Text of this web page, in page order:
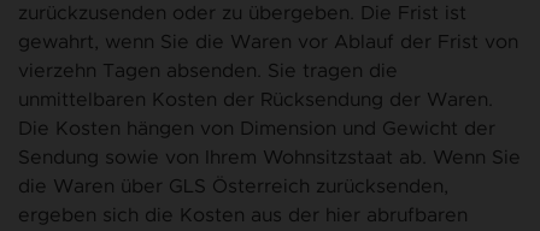
zurückzusenden oder zu übergeben. Die Frist ist
gewahrt, wenn Sie die Waren vor Ablauf der Frist von
vierzehn Tagen absenden. Sie tragen die
unmittelbaren Kosten der Rücksendung der Waren.
Die Kosten hängen von Dimension und Gewicht der
Sendung sowie von Ihrem Wohnsitzstaat ab. Wenn Sie
die Waren über GLS Österreich zurücksenden,
ergeben sich die Kosten aus der hier abrufbaren